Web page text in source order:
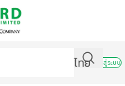
ไทย
เข้าสู่ระบบ